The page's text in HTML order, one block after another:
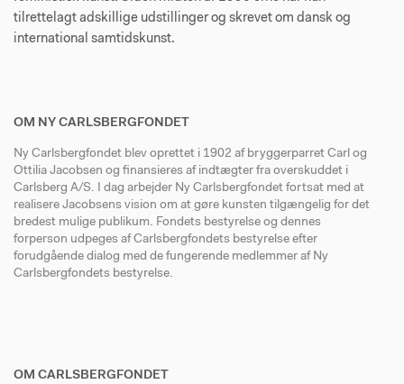
tilrettelagt adskillige udstillinger og skrevet om dansk og
international samtidskunst.
OM NY CARLSBERGFONDET
Ny Carlsbergfondet blev oprettet i 1902 af bryggerparret Carl og
Ottilia Jacobsen og finansieres af indtægter fra overskuddet i
Carlsberg A/S. I dag arbejder Ny Carlsbergfondet fortsat med at
realisere Jacobsens vision om at gøre kunsten tilgængelig for det
bredest mulige publikum. Fondets bestyrelse og dennes
forperson udpeges af Carlsbergfondets bestyrelse efter
forudgående dialog med de fungerende medlemmer af Ny
Carlsbergfondets bestyrelse.
OM CARLSBERGFONDET